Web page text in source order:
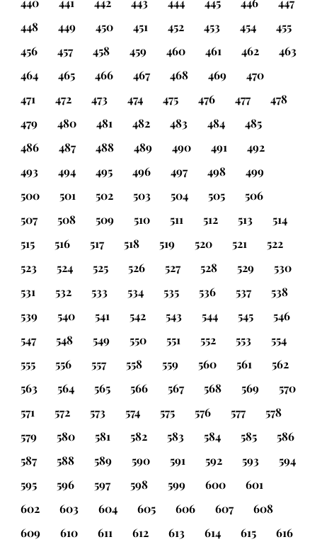
448
449 450 451 452 453 454
455
456
457 458 459 460 461 462
463
464
465 466 467 468 469
470
471
472 473 474 475 476 477
478
479
480 481 482 483 484
485
486
487 488 489 490 491
492
493
494 495 496 497 498
499
500
501 502 503 504 505
506
507
508 509 510 511 512 513
514
515
516 517 518 519 520 521
522
523
524 525 526 527 528 529
530
531
532 533 534 535 536 537
538
539
540 541 542 543 544 545
546
547
548 549 550 551 552 553
554
555
556 557 558 559 560 561
562
563
564 565 566 567 568 569
570
571
572 573 574 575 576 577
578
579
580 581 582 583 584 585
586
587
588 589 590 591 592 593
594
595
596 597 598 599 600
601
602
603 604 605 606 607
608
609
610 611 612 613 614 615
616